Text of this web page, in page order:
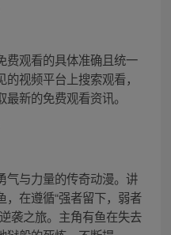
费观看的具体准确且统一
视频平台上搜索观看，
新的免费观看资讯。
气与力量的传奇动漫。讲
在遵循“强者留下，弱者
袭之旅。主角有鱼在失去